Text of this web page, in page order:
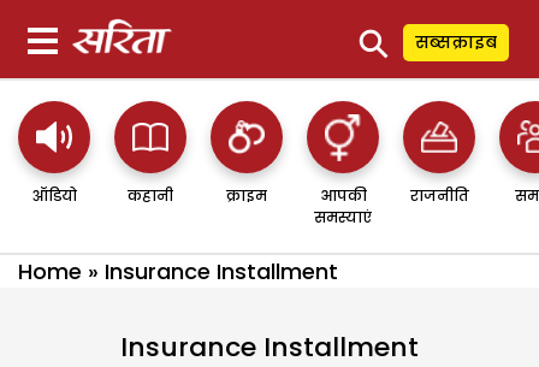
⚲ सब्सक्राइब
ऑडियो कहानी क्राइम
आपकी
समस्याएं
राजनीति
Home » Insurance Installment
Insurance Installment